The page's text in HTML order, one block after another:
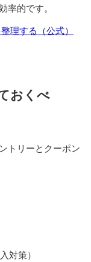
率的です。
理する（公式）
おくべ
トリーとクーポン
対策）